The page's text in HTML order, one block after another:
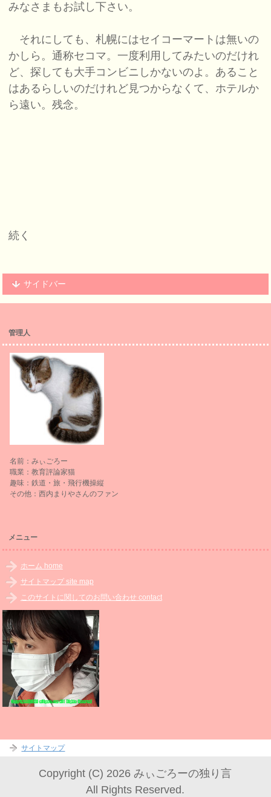
みなさまもお試し下さい。
それにしても、札幌にはセイコーマートは無いの
かしら。通称セコマ。一度利用してみたいのだけれ
ど、探しても大手コンビニしかないのよ。あること
はあるらしいのだけれど見つからなくて、ホテルか
ら遠い。残念。
続く
サイドバー
管理人
名前：みぃごろー
職業：教育評論家猫
趣味：鉄道・旅・飛行機操縦
その他：西内まりやさんのファン
メニュー
ホーム home
サイトマップ site map
このサイトに関してのお問い合わせ contact
サイトマップ
Copyright (C) 2026 みぃごろーの独り言
All Rights Reserved.